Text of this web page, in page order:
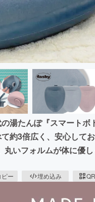
CAMPFIREふ
湯たんぽ『スマートボ
約3倍広く、安心してお
いフォルムが体に優
ー 埋め込み